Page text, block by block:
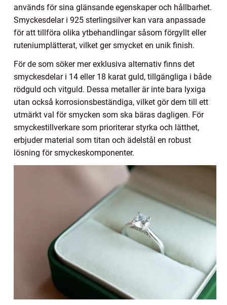
används för sina glänsande egenskaper och hållbarhet.
Smyckesdelar i 925 sterlingsilver kan vara anpassade
för att tillföra olika ytbehandlingar såsom förgyllt eller
ruteniumplätterat, vilket ger smycket en unik finish.
För de som söker mer exklusiva alternativ finns det
smyckesdelar i 14 eller 18 karat guld, tillgängliga i både
rödguld och vitguld. Dessa metaller är inte bara lyxiga
utan också korrosionsbeständiga, vilket gör dem till ett
utmärkt val för smycken som ska bäras dagligen. För
smyckestillverkare som prioriterar styrka och lätthet,
erbjuder material som titan och ädelstål en robust
lösning för smyckeskomponenter.